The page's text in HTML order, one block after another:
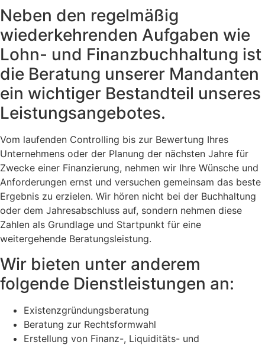
Neben den regelmäßig
wiederkehrenden Aufgaben wie
Lohn- und Finanzbuchhaltung ist
die Beratung unserer Mandanten
ein wichtiger Bestandteil unseres
Leistungsangebotes.
Vom laufenden Controlling bis zur Bewertung Ihres
Unternehmens oder der Planung der nächsten Jahre für
Zwecke einer Finanzierung, nehmen wir Ihre Wünsche und
Anforderungen ernst und versuchen gemeinsam das beste
Ergebnis zu erzielen. Wir hören nicht bei der Buchhaltung
oder dem Jahresabschluss auf, sondern nehmen diese
Zahlen als Grundlage und Startpunkt für eine
weitergehende Beratungsleistung.
Wir bieten unter anderem
folgende Dienstleistungen an:
Existenzgründungsberatung
Beratung zur Rechtsformwahl
Erstellung von Finanz-, Liquiditäts- und